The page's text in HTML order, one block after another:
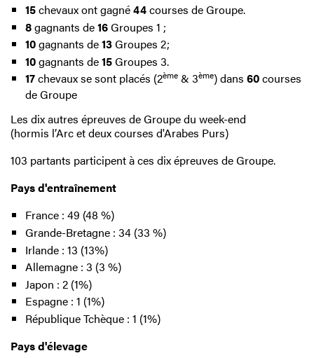
15chevaux ont gagné44courses de Groupe.
8gagnants de16Groupes 1 ;
10gagnants de13Groupes 2;
10gagnants de15Groupes 3.
17chevaux se sont placés (2ème& 3ème) dans 60courses
de Groupe
Les dix autres épreuves de Groupe du week-end
(hormis l’Arc et deux courses d'Arabes Purs)
103 partants participent à ces dix épreuves de Groupe.
Pays d'entraînement
France : 49 (48 %)
Grande-Bretagne : 34 (33 %)
Irlande : 13 (13%)
Allemagne : 3 (3 %)
Japon : 2 (1%)
Espagne : 1 (1%)
République Tchèque : 1 (1%)
Pays d'élevage